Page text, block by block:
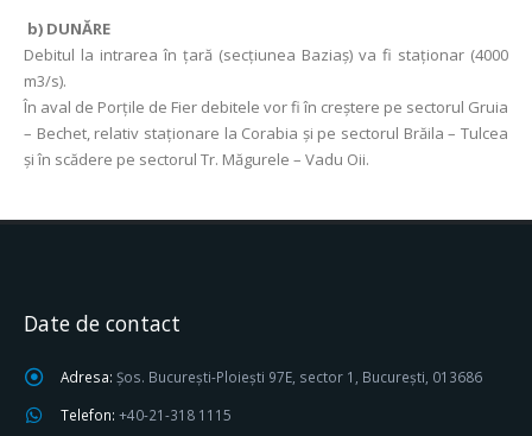
b) DUNĂRE
Debitul la intrarea în ţară (secţiunea Baziaş) va fi staționar (4000
m3/s).
În aval de Porţile de Fier debitele vor fi în creștere pe sectorul Gruia
– Bechet, relativ staționare la Corabia și pe sectorul Brăila – Tulcea
și în scădere pe sectorul Tr. Măgurele – Vadu Oii.
Date de contact
Adresa: Șos. București-Ploiești 97E, sector 1, București, 013686
Telefon: +40-21-318 1115